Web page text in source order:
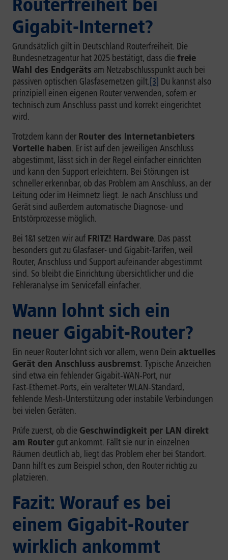
Routerfreiheit bei
Gigabit-Internet?
Grundsätzlich gilt in Deutschland Routerfreiheit. Die
Bundesnetzagentur hat 2025 bestätigt, dass diefreie
Wahl des Endgeräts am Netzabschlusspunkt auch bei
passiven optischen Glasfasernetzen gilt.[3] Du kannst also
prinzipiell einen eigenen Router verwenden, sofern er
technisch zum Anschluss passt und korrekt eingerichtet
wird.
Trotzdem kann der Router des Internetanbieters
Vorteile haben. Er ist auf den jeweiligen Anschluss
abgestimmt, lässt sich in der Regel einfacher einrichten
und kann den Support erleichtern. Bei Störungen ist
schneller erkennbar, ob das Problem am Anschluss, an der
Leitung oder im Heimnetz liegt. Je nach Anschluss und
Gerät sind außerdem automatische Diagnose- und
Entstörprozesse möglich.
Bei 1&1 setzen wir auf FRITZ! Hardware. Das passt
besonders gut zu Glasfaser- und Gigabit-Tarifen, weil
Router, Anschluss und Support aufeinander abgestimmt
sind. So bleibt die Einrichtung übersichtlicher und die
Fehleranalyse im Servicefall einfacher.
Wann lohnt sich ein
neuer Gigabit-Router?
Ein neuer Router lohnt sich vor allem, wenn Dein aktuelles
Gerät den Anschluss ausbremst. Typische Anzeichen
sind etwa ein fehlender Gigabit‑WAN‑Port, nur
Fast‑Ethernet‑Ports, ein veralteter WLAN‑Standard,
fehlende Mesh‑Unterstützung oder instabile Verbindungen
bei vielen Geräten.
Prüfe zuerst, ob die Geschwindigkeit per LAN direkt
am Routergut ankommt. Fällt sie nur in einzelnen
Räumen deutlich ab, liegt das Problem eher bei Standort.
Dann hilft es zum Beispiel schon, den Router richtig zu
platzieren.
Fazit: Worauf es bei
einem Gigabit-Router
wirklich ankommt